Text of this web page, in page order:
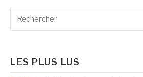
Recherche
LES PLUS LUS